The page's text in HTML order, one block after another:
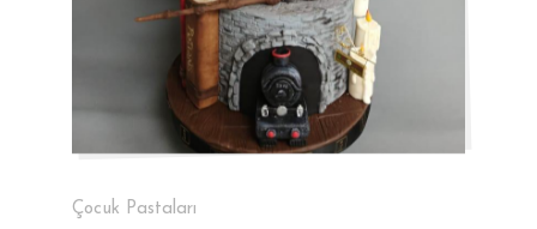
Çocuk Pastaları